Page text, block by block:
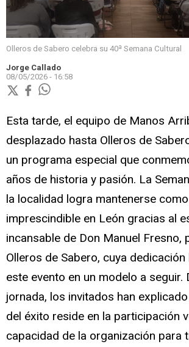
Olleros de Sabero celebra su 40ª Semana Cultural
Jorge Callado
08/05/2026 - 16:58
Esta tarde, el equipo de Manos
desplazado hasta Olleros de
un programa especial que
años de historia y pasión. La
la localidad logra mantenerse
imprescindible en León gracias al
incansable de Don Manuel Fresno,
Olleros de Sabero, cuya
este evento en un modelo a seguir.
jornada, los invitados han
del éxito reside en la participación
capacidad de la organización para